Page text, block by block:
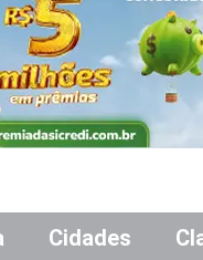
Cidades